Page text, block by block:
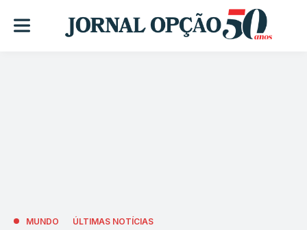
MUNDO ÚLTIMAS NOTÍCIAS